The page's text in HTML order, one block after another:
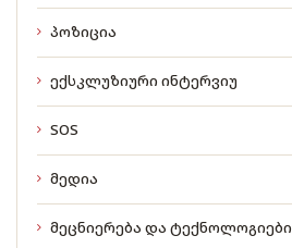
პოზიცია
ექსკლუზიური ინტერვიუ
SOS
მედია
მეცნიერება და ტექნოლოგიები